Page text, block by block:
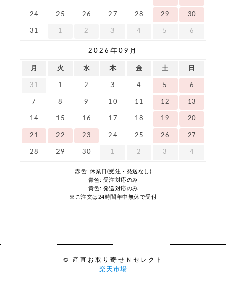
24 25 26 27 28 29 30
31 1 2 3 4 5 6
2026年09月
月 火 水 木 金 土 日
31 1 2 3 4 5 6
7 8 9 10 11 12 13
14 15 16 17 18 19 20
21 22 23 24 25 26 27
28 29 30 1 2 3 4
赤色: 休業日(受注・発送なし)
青色: 受注対応のみ
黄色: 発送対応のみ
※ご注文は24時間年中無休で受付
© 産直お取り寄せＮセレクト
楽天市場